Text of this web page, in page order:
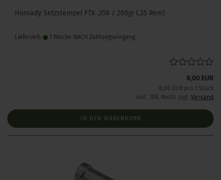
Hornady Setzstempel FTX .358 / 200gr (.35 Rem)
Lieferzeit: 1 Woche NACH Zahlungseingang
8,00 EUR
8,00 EUR pro 1 Stück
inkl. 19% MwSt. zzgl. Versand
IN DEN WARENKORB